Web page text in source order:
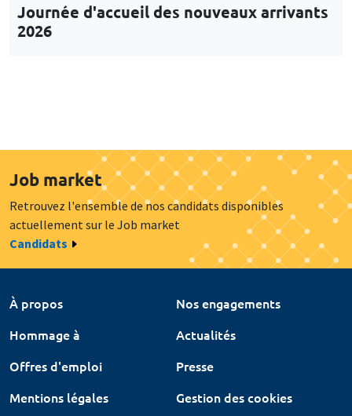
Journée d'accueil des nouveaux arrivants
2026
Job market
Retrouvez l'ensemble de nos candidats disponibles
actuellement sur le Job market
Candidats
À propos
Nos engagements
Hommage à
Actualités
Offres d'emploi
Presse
Mentions légales
Gestion des cookies